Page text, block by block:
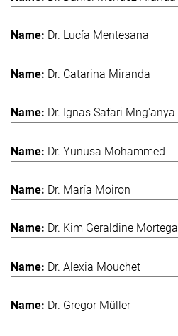
Dr. Lucía Mentesana
Dr. Catarina Miranda
Dr. Ignas Safari Mng'anya
Dr. Yunusa Mohammed
Dr. María Moiron
Dr. Kim Geraldine Mortega
Dr. Alexia Mouchet
Dr. Gregor Müller